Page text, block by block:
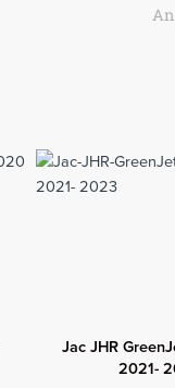
Vista
Jac JHR
2021-